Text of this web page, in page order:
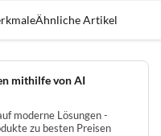
Ähnliche Artikel
mithilfe von AI
moderne Lösungen -
zu besten Preisen